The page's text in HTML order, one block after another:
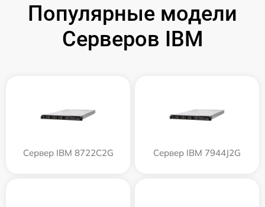
Популярные модели
Серверов IBM
Сервер IBM 8722C2G Сервер IBM 7944J2G